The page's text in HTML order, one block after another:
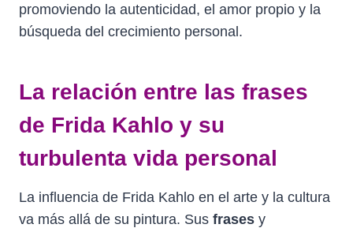
promoviendo la autenticidad, el amor propio y la
búsqueda del crecimiento personal.
La relación entre las frases
de Frida Kahlo y su
turbulenta vida personal
La influencia de Frida Kahlo en el arte y la cultura
va más allá de su pintura. Sus frases y